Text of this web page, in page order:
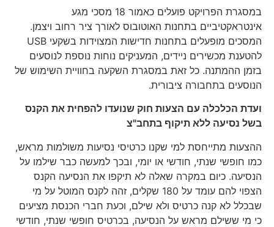
במסגרת הפרויקט פועלים כאמור 18 מסכי מגע
אינטראקטיביים בתחנות האוטובוס לאורך ציר רחוב ויצמן.
המסכים מופעלים בתחנות חדישות המצוידות בשקעי USB
להטענת מכשירים ניידים, המעניקים נוחות נוספת לנוסעים
בזמן ההמתנה. כל זאת במסגרת השקעה בחוויית השימוש של
הנוסעים בתחבורה ציבורית.
ועדת הכלכלה עם הצעות חוק שנועדו להפחית את הקנס
בשל נסיעה ללא תיקוף בתחב"צ
ההצעות מתייחסת למי שקנו כרטיסי נסיעות משולמות מראש,
כמו חופשי שנתי, חודשי או יומי, ובכך למעשה כבר שילמו על
הנסיעה. כיום במקרה שאלה לא תיקפו את הנסיעה הקנס
הצפוי להם עומד על 180 שקלים, זהה לקנס המוטל על מי
שבכלל לא קנה כרטיס ולא שילם, וכעת חברי הכנסת מציעים
כי מי ששילם מראש על הנסיעה, בכרטיס חופשי שנתי, חודשי